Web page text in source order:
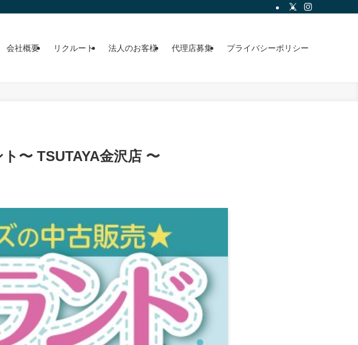
会社概要 リクルート 法人のお客様 代理店募集 プライバシーポリシー
〜 TSUTAYA金沢店 〜